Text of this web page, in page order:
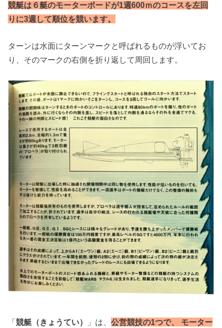
競艇は ６艇のモーターボードが1週600ｍのコースを左回
りに3週して順位を競います。
ターンは水面にターンマークと呼ばれるものが浮いてお
り、そのマークの右側を折り返して周回します。
「競艇（きょうてい） 」は、公営競技の1つで、 モーター